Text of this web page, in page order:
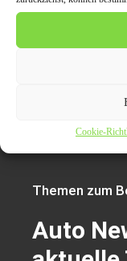
Cookie-
Auto News ist
Redaktion und
Themen zum
Auto